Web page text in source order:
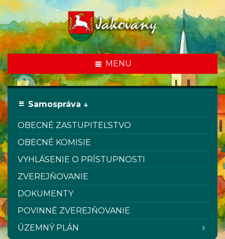
MENU
Samospráva ↓
OBECNÉ ZASTUPITEĽSTVO
OBECNÉ KOMISIE
VYHLÁSENIE O PRÍSTUPNOSTI
ZVEREJŇOVANIE
DOKUMENTY
POVINNÉ ZVEREJŇOVANIE
ÚZEMNÝ PLÁN